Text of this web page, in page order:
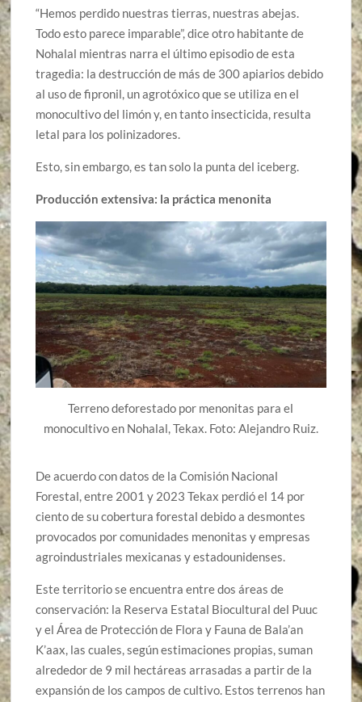
“Hemos perdido nuestras tierras, nuestras abejas.
Todo esto parece imparable”, dice otro habitante de
Nohalal mientras narra el último episodio de esta
tragedia: la destrucción de más de 300 apiarios debido
al uso de fipronil, un agrotóxico que se utiliza en el
monocultivo del limón y, en tanto insecticida, resulta
letal para los polinizadores.
Esto, sin embargo, es tan solo la punta del iceberg.
Producción extensiva: la práctica menonita
Terreno deforestado por menonitas para el
monocultivo en Nohalal, Tekax. Foto: Alejandro Ruiz.
De acuerdo con datos de la Comisión Nacional
Forestal, entre 2001 y 2023 Tekax perdió el 14 por
ciento de su cobertura forestal debido a desmontes
provocados por comunidades menonitas y empresas
agroindustriales mexicanas y estadounidenses.
Este territorio se encuentra entre dos áreas de
conservación: la Reserva Estatal Biocultural del Puuc
y el Área de Protección de Flora y Fauna de Bala’an
K’aax, las cuales, según estimaciones propias, suman
alrededor de 9 mil hectáreas arrasadas a partir de la
expansión de los campos de cultivo. Estos terrenos han